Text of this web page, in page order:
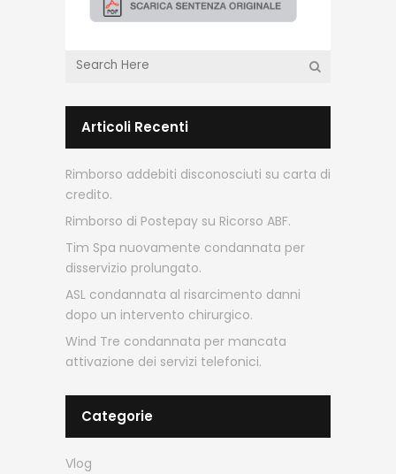
Articoli Recenti
Rimborso addebiti disconosciuti su carta di
credito.
Rimborso di Postepay su Ricorso ABF.
Tim Spa nuovamente condannata per
disservizio prolungato.
ASL condannata al risarcimento danni
dopo un intervento chirurgico.
Wind Tre condannata per mancata
attivazione dei servizi telefonici.
Categorie
Vlog